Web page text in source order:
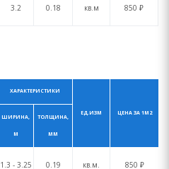
3.2 0.18 кв.м 850 ₽
ХАРАКТЕРИСТИКИ
ЕД.ИЗМ ЦЕНА ЗА 1М2
ШИРИНА,
М
ТОЛЩИНА,
ММ
1.3 - 3.25 0.19 кв.м. 850 ₽